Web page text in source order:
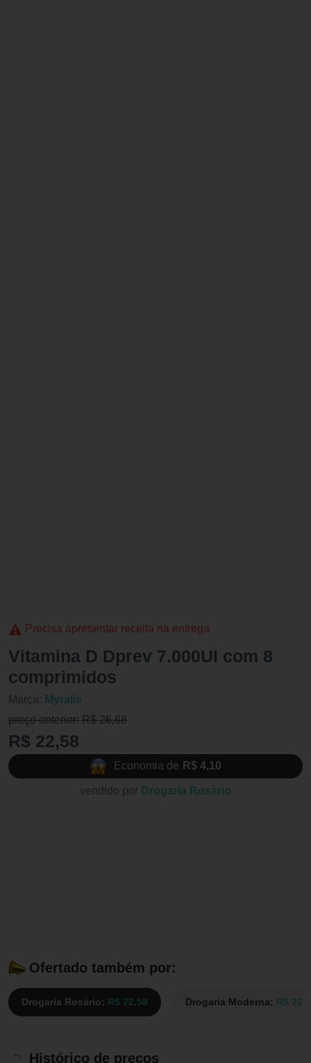
Precisa apresentar receita na entrega
Vitamina D Dprev 7.000UI com 8
comprimidos
Marca: Myralis
preço anterior: R$ 26,68
R$ 22,58
Economia de R$ 4,10
vendido por Drogaria Rosário
Ofertado também por:
Drogaria Rosário: R$ 22,58 Drogaria Moderna: R$
Histórico de preços